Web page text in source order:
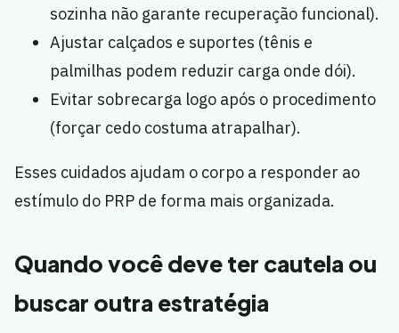
sozinha não garante recuperação funcional).
Ajustar calçados e suportes (tênis e
palmilhas podem reduzir carga onde dói).
Evitar sobrecarga logo após o procedimento
(forçar cedo costuma atrapalhar).
Esses cuidados ajudam o corpo a responder ao
estímulo do PRP de forma mais organizada.
Quando você deve ter cautela ou
buscar outra estratégia